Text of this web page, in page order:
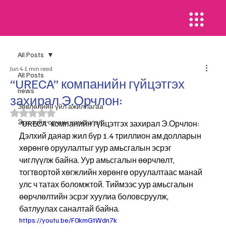
All Posts
news
​Зөвлөлийн үйл ажиллагаа
Эрх зүйн орчны шинэчлэл
All Posts
“URECA” компанийн гүйцэтгэх
захирал Э.Орчлон:
Jun 4 1 min read
Rated NaN out of 5 stars.
“URECA” компанийн гүйцэтгэх захирал Э.Орчлон:
Дэлхий даяар жил бүр 1.4 триллион ам.долларын
хөрөнгө оруулалтыг уур амьсгалын эсрэг
чиглүүлж байна. Уур амьсгалын өөрчлөлт,
тогтвортой хөгжлийн хөрөнгө оруулалтаас манай
улс ч татах боломжтой. Тиймээс уур амьсгалын
өөрчлөлтийн эсрэг хуулиа боловсруулж,
батлуулах саналтай байна.
https://youtu.be/F0kmGtWdn7k